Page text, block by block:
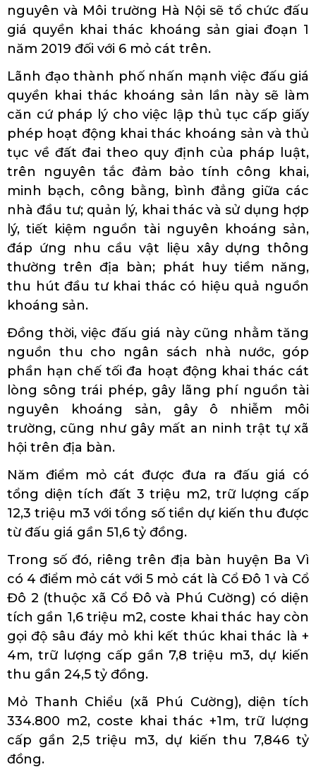
nguyên và Môi trường Hà Nội sẽ tổ chức đấu
giá quyền khai thác khoáng sản giai đoạn 1
năm 2019 đối với 6 mỏ cát trên.
Lãnh đạo thành phố nhấn mạnh việc đấu giá
quyền khai thác khoáng sản lần này sẽ làm
căn cứ pháp lý cho việc lập thủ tục cấp giấy
phép hoạt động khai thác khoáng sản và thủ
tục về đất đai theo quy định của pháp luật,
trên nguyên tắc đảm bảo tính công khai,
minh bạch, công bằng, bình đẳng giữa các
nhà đầu tư; quản lý, khai thác và sử dụng hợp
lý, tiết kiệm nguồn tài nguyên khoáng sản,
đáp ứng nhu cầu vật liệu xây dựng thông
thường trên địa bàn; phát huy tiềm năng,
thu hút đầu tư khai thác có hiệu quả nguồn
khoáng sản.
Đồng thời, việc đấu giá này cũng nhằm tăng
nguồn thu cho ngân sách nhà nước, góp
phần hạn chế tối đa hoạt động khai thác cát
lòng sông trái phép, gây lãng phí nguồn tài
nguyên khoáng sản, gây ô nhiễm môi
trường, cũng như gây mất an ninh trật tự xã
hội trên địa bàn.
Năm điểm mỏ cát được đưa ra đấu giá có
tổng diện tích đất 3 triệu m2, trữ lượng cấp
12,3 triệu m3 với tổng số tiền dự kiến thu được
từ đấu giá gần 51,6 tỷ đồng.
Trong số đó, riêng trên địa bàn huyện Ba Vì
có 4 điểm mỏ cát với 5 mỏ cát là Cổ Đô 1 và Cổ
Đô 2 (thuộc xã Cổ Đô và Phú Cường) có diện
tích gần 1,6 triệu m2, coste khai thác hay còn
gọi độ sâu đáy mỏ khi kết thúc khai thác là +
4m, trữ lượng cấp gần 7,8 triệu m3, dự kiến
thu gần 24,5 tỷ đồng.
Mỏ Thanh Chiểu (xã Phú Cường), diện tích
334.800 m2, coste khai thác +1m, trữ lượng
cấp gần 2,5 triệu m3, dự kiến thu 7,846 tỷ
đồng.